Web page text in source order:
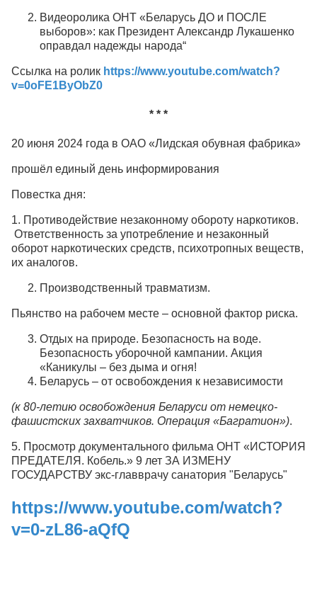
Видеоролика ОНТ «Беларусь ДО и ПОСЛЕ
выборов»: как Президент Александр Лукашенко
оправдал надежды народа“
Ссылка на ролик https://www.youtube.com/watch?
v=0oFE1ByObZ0
* * *
20 июня 2024 года в ОАО «Лидская обувная фабрика»
прошёл единый день информирования
Повестка дня:
1. Противодействие незаконному обороту наркотиков.
Ответственность за употребление и незаконный
оборот наркотических средств, психотропных веществ,
их аналогов.
Производственный травматизм.
Пьянство на рабочем месте – основной фактор риска.
Отдых на природе. Безопасность на воде.
Безопасность уборочной кампании. Акция
«Каникулы – без дыма и огня!
Беларусь – от освобождения к независимости
(к 80-летию освобождения Беларуси от немецко-
фашистских захватчиков. Операция «Багратион»).
5. Просмотр документального фильма ОНТ «ИСТОРИЯ
ПРЕДАТЕЛЯ. Кобель.» 9 лет ЗА ИЗМЕНУ
ГОСУДАРСТВУ экс-главврачу санатория "Беларусь"
https://www.youtube.com/watch?
v=0-zL86-aQfQ